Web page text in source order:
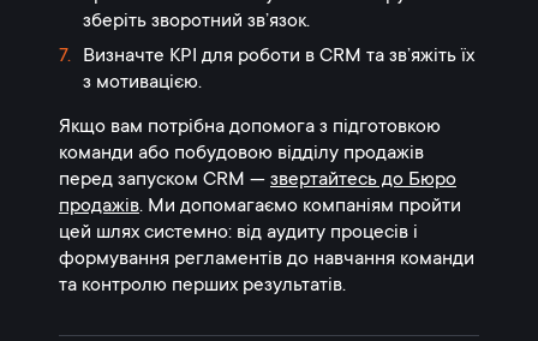
зберіть зворотний зв’язок.
Визначте KPI для роботи в CRM та зв’яжіть їх
з мотивацією.
Якщо вам потрібна допомога з підготовкою
команди або побудовою відділу продажів
перед запуском CRM — звертайтесь до Бюро
продажів. Ми допомагаємо компаніям пройти
цей шлях системно: від аудиту процесів і
формування регламентів до навчання команди
та контролю перших результатів.